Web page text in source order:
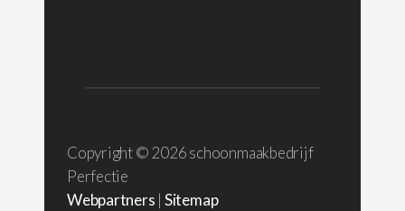
Copyright © 2026 schoonmaakbedrijf
Perfectie
Webpartners | Sitemap